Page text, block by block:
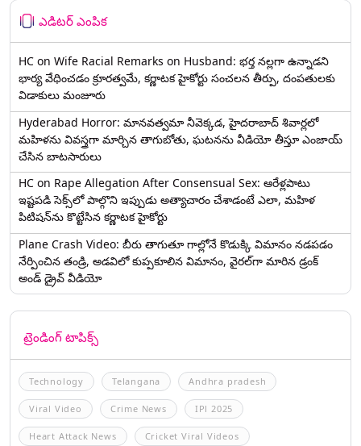
ఎడిటర్ ఎంపిక
HC on Wife Racial Remarks on Husband: భర్త న‌ల్ల‌గా ఉన్నాడ‌ని
భార్య వేధించ‌డం క్రూర‌త్వ‌మే, కర్ణాటక హైకోర్టు సంచలన తీర్పు, దంపతులకు
విడాకులు మంజూరు
Hyderabad Horror: మానవత్వమా నీవెక్కడ, హైదరాబాద్ శివార్లలో
మహిళను వివస్త్రగా మార్చిన తాగుబోతు, ఘటనను వీడియో తీస్తూ ఎంజాయ్
చేసిన బాటసారులు
HC on Rape Allegation After Consensual Sex: ఆరేళ్లపాటు
ఇష్టపడి సెక్స్‌లో పాల్గొని ఇప్పుడు అత్యాచారం చేశాడంటే ఎలా, మహిళ
పిటిషన్‌ను కొట్టేసిన కర్ణాటక హైకోర్టు
Plane Crash Video: బీరు తాగుతూ గాల్లోనే కొడుక్కి విమానం నడపడం
నేర్పించిన తండ్రి, అడవిలో కుప్పకూలిన విమానం, వైరల్‌గా మారిన డ్రంక్‌
అండ్ డ్రైవ్ వీడియో
ట్రెండింగ్ టాపిక్స్
Technology Telangana Andhra pradesh
Viral Video Crime News IPl 2025
Heart Attack News Cricket Viral Videos